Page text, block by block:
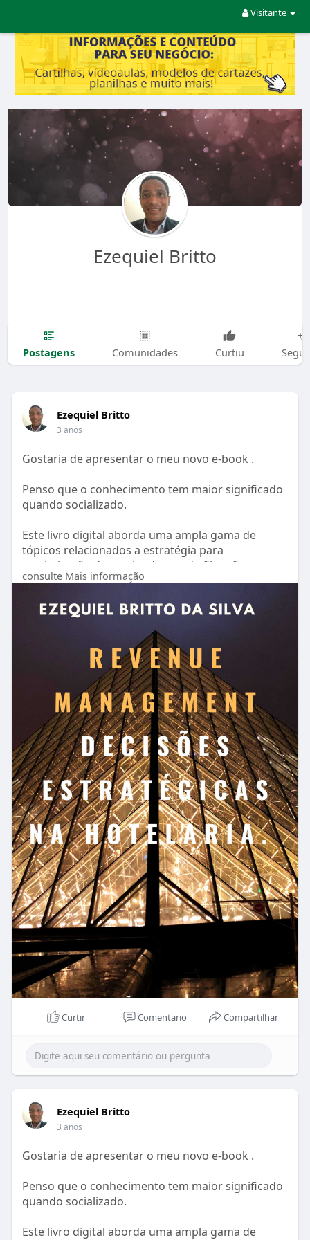
Visitante
Ezequiel Britto
Postagens Comunidades Curtiu
Ezequiel Britto
3 anos
Gostaria de apresentar o meu novo e-book .
Penso que o conhecimento tem maior significado
quando socializado.
Este livro digital aborda uma ampla gama de
tópicos relacionados a estratégia para
maximização de receita dentro da filosofia
Revenue Management.
O Revenue Management é a arte e a ciência de
nível micromercadológico e de otimizar o preço e
a disponibilidade dos produtos. CROSS, 1998.
Receba o seu Ebook no instagram
@ezequie_britto_
#gestãodereceita
consulte Mais informação
Curtir Comentario Compartilhar
Ezequiel Britto
3 anos
Gostaria de apresentar o meu novo e-book .
Penso que o conhecimento tem maior significado
quando socializado.
Este livro digital aborda uma ampla gama de